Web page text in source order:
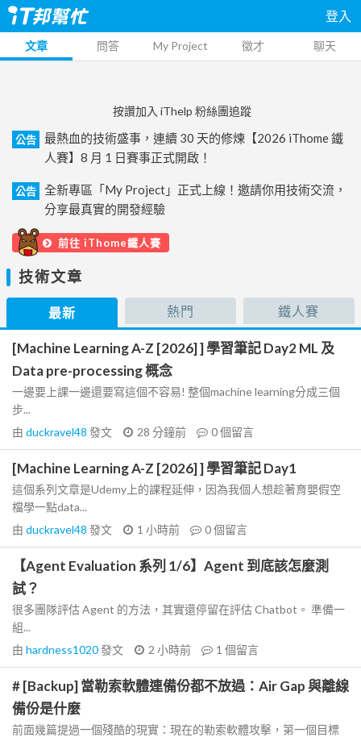
登入
文章 問答 My Project 徵才 聊天
按讚加入 iThelp 粉絲團追蹤
公告
最熱血的技術盛事，連續 30 天的修煉【2026 iThome 鐵
人賽】8 月 1 日賽事正式開啟！
公告
全新專區「My Project」正式上線！邀請你用技術交流，
分享最真實的開發經驗
前往 iThome鐵人賽
技術文章
最新 熱門 鐵人賽
[Machine Learning A-Z [2026] ] 學習筆記 Day2 ML 及
Data pre-processing 概念
一邊要上課一邊還要寫這個不容易! 整個machine learning分成三個
步...
由 duckravel48 發文 28 分鐘前 0個留言
[Machine Learning A-Z [2026] ] 學習筆記 Day1
這個系列文章是Udemy上的課程延伸，因為我個人想趁著育嬰假空
檔學一點data...
由 duckravel48 發文 1 小時前 0個留言
【Agent Evaluation 系列 1/6】Agent 到底該怎麼測
試？
很多團隊評估 Agent 的方法，其實還停留在評估 Chatbot。 準備一
組...
由 hardness1020發文 2 小時前 1 個留言
# [Backup] 當勒索軟體連備份都不放過：Air Gap 與離線
備份是什麼
前面幾篇提過一個殘酷的現實：現在的勒索軟體攻擊，第一個目標